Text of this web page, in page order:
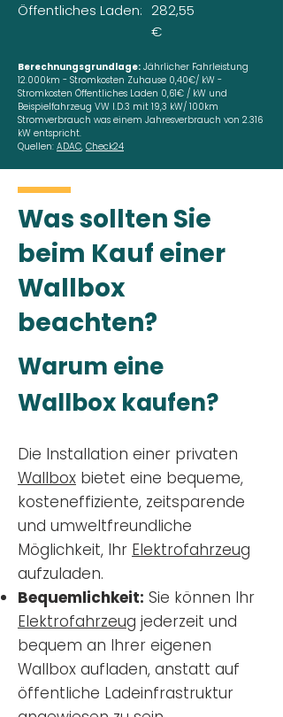
Öffentliches Laden: 282,55
€
Berechnungsgrundlage: Jährlicher Fahrleistung
12.000km - Stromkosten Zuhause 0,40€/ kW -
Stromkosten Öffentliches Laden 0,61€ / kW und
Beispielfahrzeug VW I.D.3 mit 19,3 kW/ 100km
Stromverbrauch was einem Jahresverbrauch von 2.316
kW entspricht.
Quellen: ADAC, Check24
Was sollten Sie
beim Kauf einer
Wallbox
beachten?
Warum eine
Wallbox kaufen?
Die Installation einer privaten
Wallbox bietet eine bequeme,
kosteneffiziente, zeitsparende
und umweltfreundliche
Möglichkeit, Ihr Elektrofahrzeug
aufzuladen.
Bequemlichkeit: Sie können Ihr
Elektrofahrzeug jederzeit und
bequem an Ihrer eigenen
Wallbox aufladen, anstatt auf
öffentliche Ladeinfrastruktur